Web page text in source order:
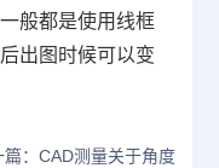
般都是使用线框
出图时候可以变
篇：CAD测量关于角度